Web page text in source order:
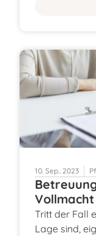
10. Sep.. 2023
Vollmacht
Tritt der Fall
Lage sind,